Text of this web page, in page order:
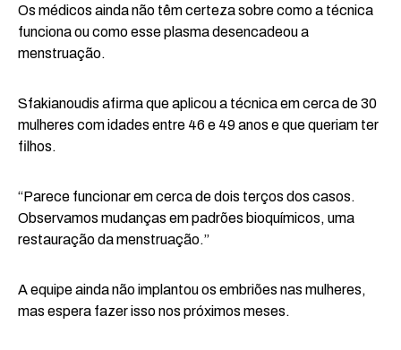
Os médicos ainda não têm certeza sobre como a técnica
funciona ou como esse plasma desencadeou a
menstruação.
Sfakianoudis afirma que aplicou a técnica em cerca de 30
mulheres com idades entre 46 e 49 anos e que queriam ter
filhos.
“Parece funcionar em cerca de dois terços dos casos.
Observamos mudanças em padrões bioquímicos, uma
restauração da menstruação.”
A equipe ainda não implantou os embriões nas mulheres,
mas espera fazer isso nos próximos meses.